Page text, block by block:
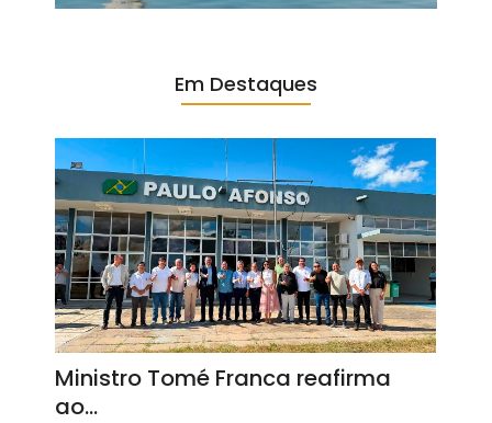
Em Destaques
Ministro Tomé Franca reafirma
ao…